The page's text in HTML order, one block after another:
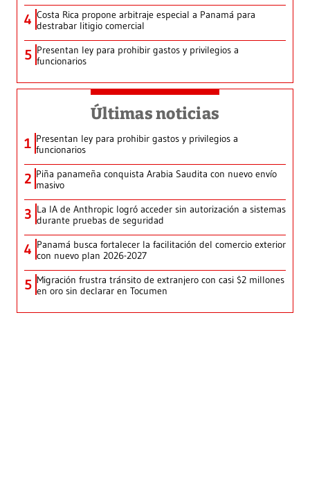
4 Costa Rica propone arbitraje especial a Panamá para
destrabar litigio comercial
5 Presentan ley para prohibir gastos y privilegios a
funcionarios
Últimas noticias
1 Presentan ley para prohibir gastos y privilegios a
funcionarios
2 Piña panameña conquista Arabia Saudita con nuevo envío
masivo
3 La IA de Anthropic logró acceder sin autorización a sistemas
durante pruebas de seguridad
4 Panamá busca fortalecer la facilitación del comercio exterior
con nuevo plan 2026-2027
5 Migración frustra tránsito de extranjero con casi $2 millones
en oro sin declarar en Tocumen